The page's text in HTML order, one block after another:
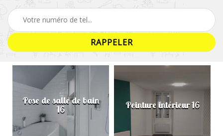
Pose de salle de bain
16 Peinture intérieur 16